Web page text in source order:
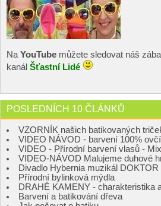
Na YouTube můžete sledovat náš
kanál Šťastní Lidé
POSLEDNÍCH 10 ČLÁNKŮ
VZORNÍK našich batikovaných
VIDEO NÁVOD - barvení 100%
VIDEO - Přírodní barvení vlasů -
VIDEO-NÁVOD Malujeme duhové
Divadlo Hybernia muzikál DOKTOR
Přírodní bylinková mýdla
DRAHÉ KAMENY - charakteristika
Barvení a batikování dřeva